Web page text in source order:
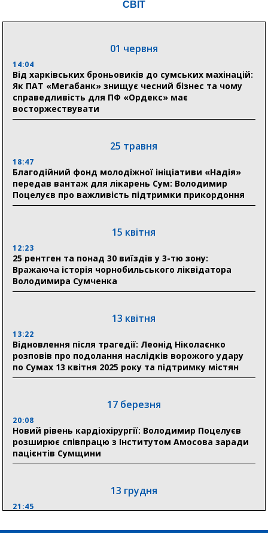
04 серпня
Пенсійний фонд Сумщини спрямував 0,2 млрд грн
на пенсії, страхові виплати та підтримку
прифронтових громад
прифронтової Сумщини: перша група оздоровилася
в Австрії
18:30
Ніколаєнко: у Сумах погодили 115 компенсацій на
відновлення житла майже на 6,6 млн грн
21:01
До 19 400 гривень на паливо: Пенсійний фонд
Сумщини пояснив, як отримати допомогу на зиму
«Укрексімбанк» припиняє виплату пенсій: у
людям
11:00
Артем Кобзар вручив родинам 20 полеглих Героїв
19:38
Сумська клінічна лікарня Святого Пантелеймона
здобула головну відзнаку в медичній сфері України
СВІТ
01 червня
14:04
Від харківських броньовиків до сумських махінацій:
Як ПАТ «Мегабанк» знищує чесний бізнес та чому
справедливість для ПФ «Ордекс» має
восторжествувати
25 травня
18:47
Благодійний фонд молодіжної ініціативи «Надія»
передав вантаж для лікарень Сум: Володимир
Поцелуєв про важливість підтримки прикордоння
15 квітня
12:23
25 рентген та понад 30 виїздів у 3-тю зону:
Вражаюча історія чорнобильського ліквідатора
Володимира Сумченка
13 квітня
13:22
Відновлення після трагедії: Леонід Ніколаєнко
розповів про подолання наслідків ворожого удару
по Сумах 13 квітня 2025 року та підтримку містян
17 березня
20:08
Новий рівень кардіохірургії: Володимир Поцелуєв
розширює співпрацю з Інститутом Амосова заради
пацієнтів Сумщини
13 грудня
21:45
збільшити завантаження стратегічних українських